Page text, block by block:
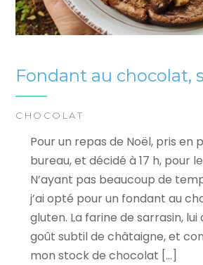
Fondant au chocolat,
CHOCOLAT
Pour un repas de Noël, pris en
bureau, et décidé à 17 h, pour
N’ayant pas beaucoup de
j’ai opté pour un fondant au
gluten. La farine de sarrasin,
goût subtil de châtaigne, et
mon stock de chocolat […]